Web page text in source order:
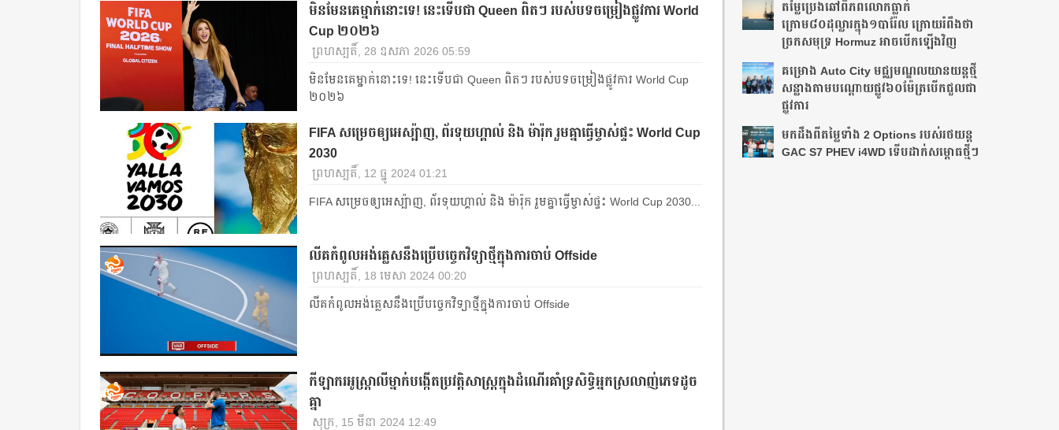
មិនមែនគេម្នាក់នោះទេ! នេះទើបជា Queen ពិតៗ របស់បទចម្រៀងផ្លូវការ World
Cup ២០២៦
ព្រហស្បតិ៍, 28 ឧសភា 2026 05:59
មិនមែនគេម្នាក់នោះទេ! នេះទើបជា Queen ពិតៗ របស់បទចម្រៀងផ្លូវការ World Cup
២០២៦
FIFA សម្រេច​​ឲ្យ​អេស្ប៉ាញ, ព័រទុយហ្គាល់ និង ម៉ារ៉ុក ​រួម​គ្នា​ធ្វើ​ម្ចាស់​ផ្ទះ​ World Cup
2030
ព្រហស្បតិ៍, 12 ធ្នូ 2024 01:21
FIFA សម្រេច​​ឲ្យ​អេស្ប៉ាញ, ព័រទុយហ្គាល់ និង ម៉ារ៉ុក ​រួម​គ្នា​ធ្វើ​ម្ចាស់​ផ្ទះ​ World Cup 2030...
លីគ​កំពូល​អង់គ្លេស​នឹង​ប្រើ​បច្ចេកវិទ្យា​ថ្មី​ក្នុង​ការ​ចាប់ Offside
ព្រហស្បតិ៍, 18 មេសា 2024 00:20
លីគ​កំពូល​អង់គ្លេស​នឹង​ប្រើ​បច្ចេកវិទ្យា​ថ្មី​ក្នុង​ការ​ចាប់ Offside
កីឡាករ​អូស្ត្រាលី​ម្នាក់​បង្កើត​ប្រវត្តិសាស្ត្រ​ក្នុង​ដំណើរ​គាំទ្រសិទ្ធិអ្នក​ស្រលាញ់​ភេទ​ដូច​
គ្នា​
សុក្រ, 15 មីនា 2024 12:49
តម្លៃប្រេងឆៅពិភពលោកធ្លាក់
ក្រោម៨០ដុល្លារក្នុង១បារ៉ែល ក្រោយរំពឹងថា​
ច្រកសមុទ្រ Hormuz អាចបើកឡើងវិញ
គម្រោង Auto City មជ្ឈមណ្ឌលយានយន្តថ្មី
សន្លាង​តាមបណ្តោយផ្លូវ​​៦០ម៉ែត្រ​បើកជួលជា
ផ្លូវការ
មកដឹងពីតម្លៃទាំង 2 Options របស់រថយន្ត
GAC S7 PHEV i4WD ទើបដាក់សម្ពោធថ្មីៗ